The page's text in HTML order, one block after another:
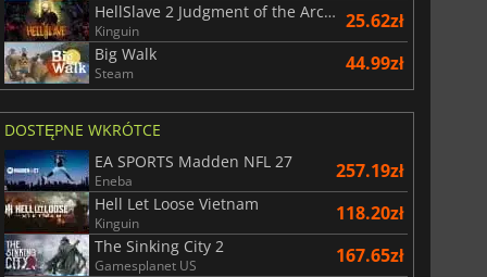
HellSlave 2 Judgment of the Archon
Kinguin 25.62zł
Big Walk
Steam 44.99zł
DOSTĘPNE WKRÓTCE
EA SPORTS Madden NFL 27
Eneba 257.19zł
Hell Let Loose Vietnam
Kinguin 118.20zł
The Sinking City 2
Gamesplanet US 167.65zł